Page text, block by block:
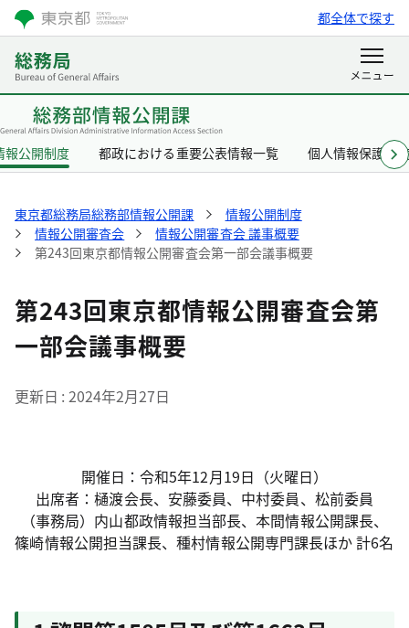
都全体で探す
報公開制度 都政における重要公表情報一覧 個人情報保護制
東京都総務局総務部情報公開課
情報公開制度
情報公開審査会
情報公開審査会 議事概要
第243回東京都情報公開審査会第一部会議事概要
第243回東京都情報公開審査会第
一部会議事概要
更新日 2024年2月27日
開催日：令和5年12月19日（火曜日）
出席者：樋渡会長、安藤委員、中村委員、松前委員
（事務局）内山都政情報担当部長、本間情報公開課長、
篠崎情報公開担当課長、種村情報公開専門課長ほか 計6名